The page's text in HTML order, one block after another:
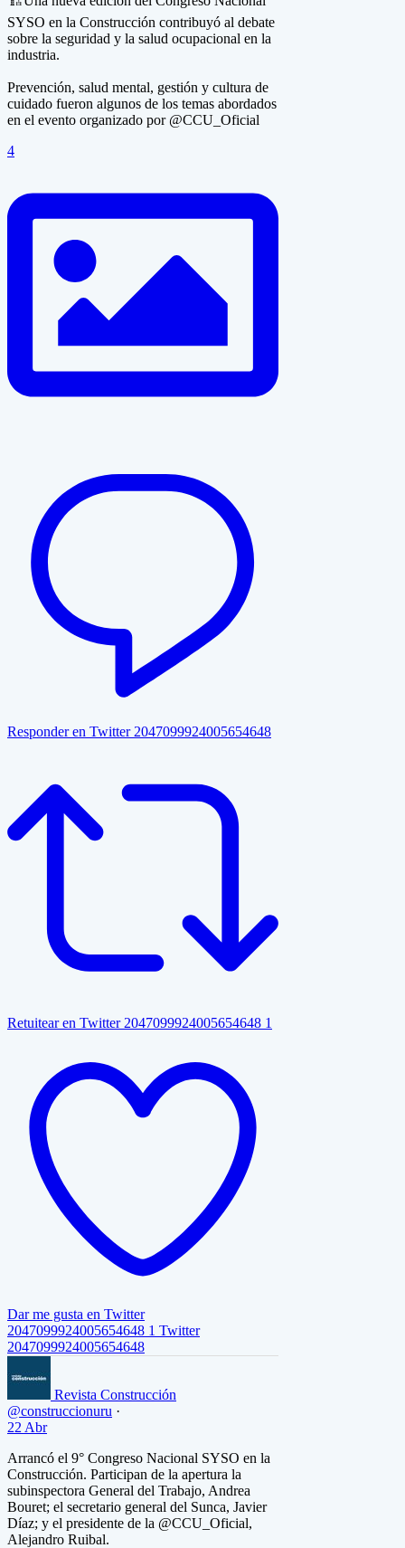
SYSO en la Construcción contribuyó al debate
sobre la seguridad y la salud ocupacional en la
industria.
Prevención, salud mental, gestión y cultura de
cuidado fueron algunos de los temas abordados
en el evento organizado por @CCU_Oficial
4
Responder en Twitter 2047099924005654648
Retuitear en Twitter 2047099924005654648 1
Dar me gusta en Twitter
2047099924005654648 1 Twitter
2047099924005654648
Revista Construcción
@construccionuru ·
22 Abr
Arrancó el 9° Congreso Nacional SYSO en la
Construcción. Participan de la apertura la
subinspectora General del Trabajo, Andrea
Bouret; el secretario general del Sunca, Javier
Díaz; y el presidente de la @CCU_Oficial,
Alejandro Ruibal.